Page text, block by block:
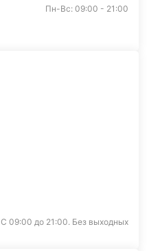
Пн-Вс: 09:00 - 21:00
С 09:00 до 21:00. Без выходных